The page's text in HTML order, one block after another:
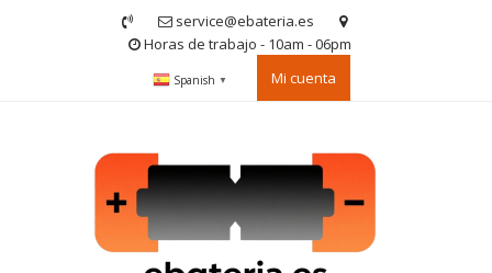
service@ebateria.es
Horas de trabajo - 10am - 06pm
Spanish ▼ Mi cuenta